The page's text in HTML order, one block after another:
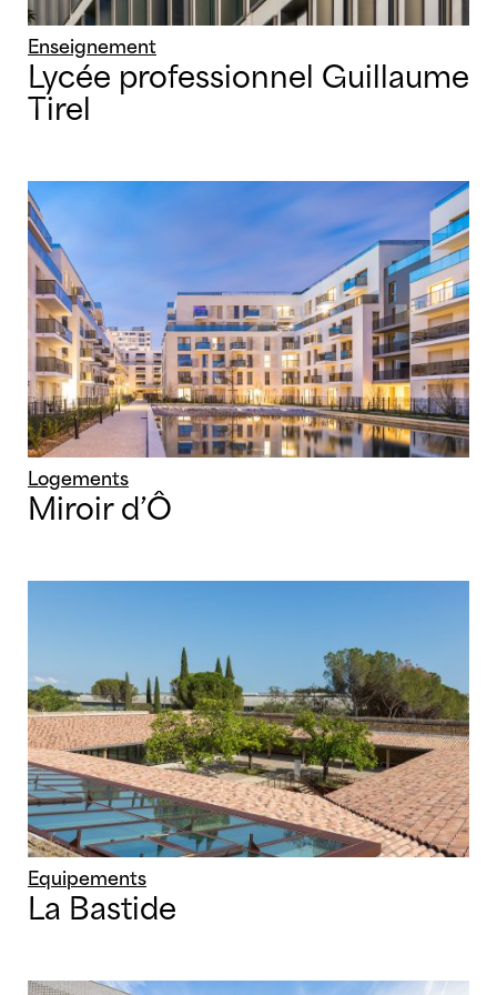
Giboire
Groupe Launay
ICADE
Ville de Villeurbanne
Enseignement
Lycée professionnel Guillaume
Tirel
Logements
Miroir d’Ô
Equipements
La Bastide